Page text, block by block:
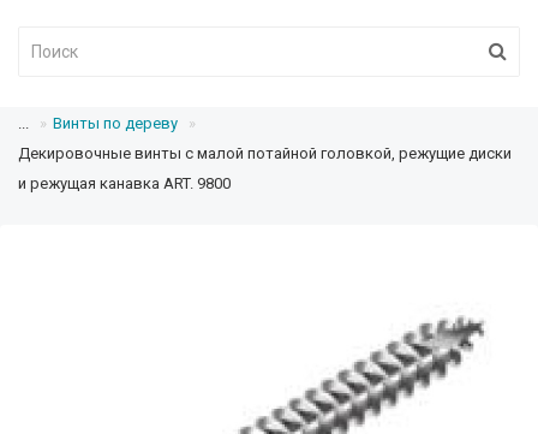
Винты по дереву
Декировочные винты с малой потайной головкой, режущие диски
и режущая канавка ART. 9800